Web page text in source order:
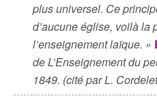
plus universel. Ce
d’aucune église, voilà la
l’enseignement laïque. »
de L’Enseignement du
1849. (cité par L.